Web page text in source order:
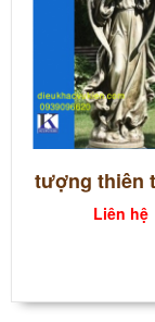
tượng thiên
Liên hệ